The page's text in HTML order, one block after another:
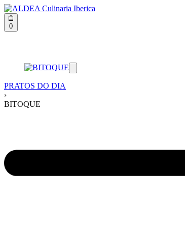
0
PRATOS DO DIA
›
BITOQUE